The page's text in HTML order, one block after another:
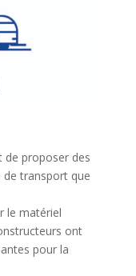
de proposer des
transport que
le matériel
ont
pour la